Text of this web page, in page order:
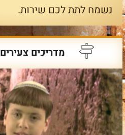
נשמח לתת לכם שירות.
מדריכים צעירים